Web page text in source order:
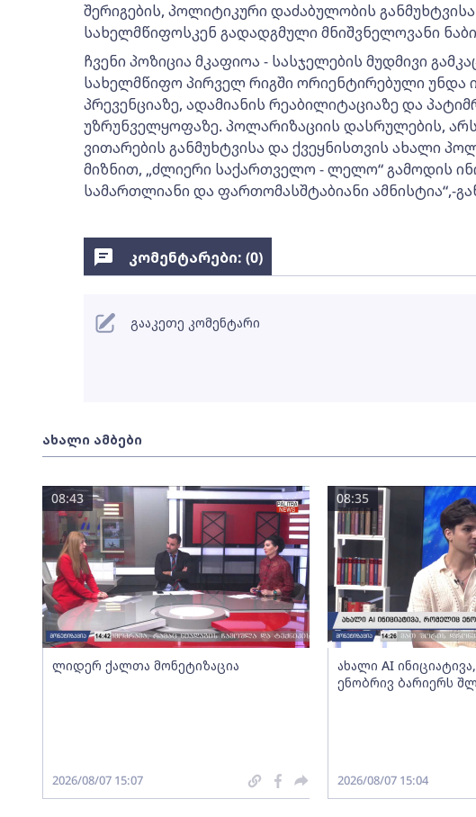
შერიგების, პოლიტიკური დაძაბულობის
სახელმწიფოსკენ გადადგმული მნიშვნელოვანი
ჩვენი პოზიცია მკაფიოა - სასჯელების მუდმივი
სახელმწიფო პირველ რიგში ორიენტირებული უნდა
პრევენციაზე, ადამიანის რეაბილიტაციაზე და
უზრუნველყოფაზე. პოლარიზაციის დასრულების,
ვითარების განმუხტვისა და ქვეყნისთვის ახალი
მიზნით, „ძლიერი საქართველო - ლელო“ გამოდის
სამართლიანი და ფართომასშტაბიანი ამნისტია“,-
ახალი ამბები
ლიდერ ქალთა მონეტიზაცია
08:43
2026/08/07 15:07
ახალი AI
ენობრივ ბარიერს
08:35
2026/08/07 15:04
კომენტარები: (0)
გააკეთე კომენტარი